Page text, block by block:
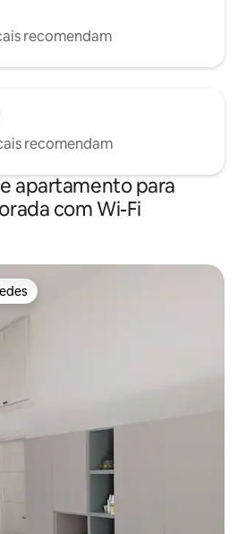
recomendam
recomendam
apartamento para
com Wi-Fi
dos hóspedes